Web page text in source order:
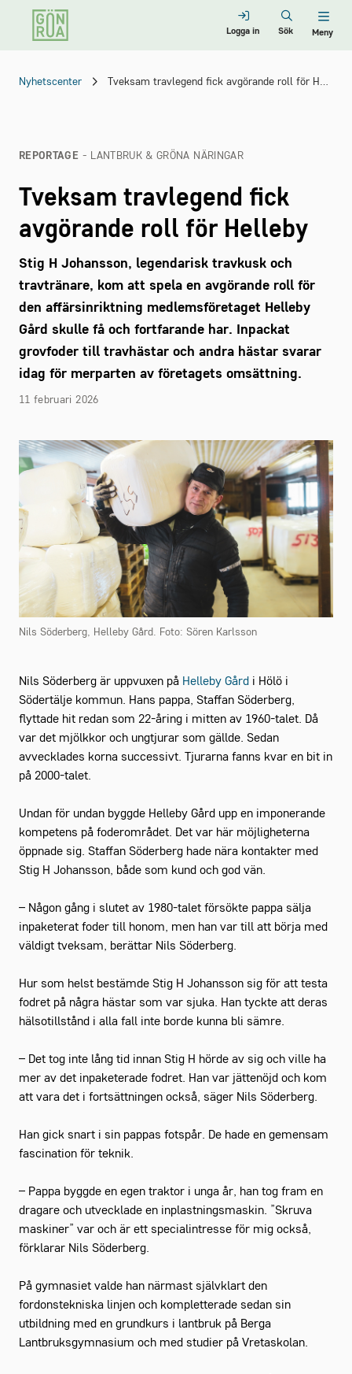
Logga in Sök Meny
Nyhetscenter Tveksam travlegend fick avgörande roll för Helleby
REPORTAGE - LANTBRUK & GRÖNA NÄRINGAR
Tveksam travlegend fick
avgörande roll för Helleby
Stig H Johansson, legendarisk travkusk och
travtränare, kom att spela en avgörande roll för
den affärsinriktning medlemsföretaget Helleby
Gård skulle få och fortfarande har. Inpackat
grovfoder till travhästar och andra hästar svarar
idag för merparten av företagets omsättning.
11 februari 2026
Nils Söderberg, Helleby Gård. Foto: Sören Karlsson
Nils Söderberg är uppvuxen på Helleby Gård i Hölö i
Södertälje kommun. Hans pappa, Staffan Söderberg,
flyttade hit redan som 22-åring i mitten av 1960-talet. Då
var det mjölkkor och ungtjurar som gällde. Sedan
avvecklades korna successivt. Tjurarna fanns kvar en bit in
på 2000-talet.
Undan för undan byggde Helleby Gård upp en imponerande
kompetens på foderområdet. Det var här möjligheterna
öppnade sig. Staffan Söderberg hade nära kontakter med
Stig H Johansson, både som kund och god vän.
– Någon gång i slutet av 1980-talet försökte pappa sälja
inpaketerat foder till honom, men han var till att börja med
väldigt tveksam, berättar Nils Söderberg.
Hur som helst bestämde Stig H Johansson sig för att testa
fodret på några hästar som var sjuka. Han tyckte att deras
hälsotillstånd i alla fall inte borde kunna bli sämre.
– Det tog inte lång tid innan Stig H hörde av sig och ville ha
mer av det inpaketerade fodret. Han var jättenöjd och kom
att vara det i fortsättningen också, säger Nils Söderberg.
Han gick snart i sin pappas fotspår. De hade en gemensam
fascination för teknik.
– Pappa byggde en egen traktor i unga år, han tog fram en
dragare och utvecklade en inplastningsmaskin. ”Skruva
maskiner” var och är ett specialintresse för mig också,
förklarar Nils Söderberg.
På gymnasiet valde han närmast självklart den
fordonstekniska linjen och kompletterade sedan sin
utbildning med en grundkurs i lantbruk på Berga
Lantbruksgymnasium och med studier på Vretaskolan.